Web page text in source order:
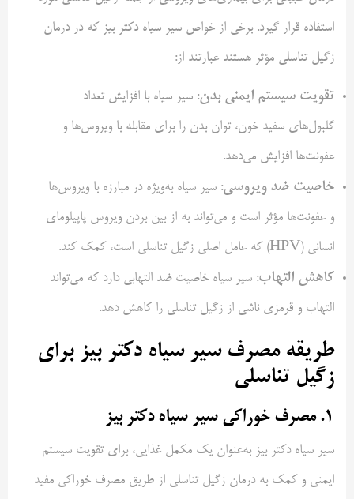
استفاده قرار گیرد. برخی از خواص سیر سیاه دکتر بیز که در درمان
زگیل تناسلی مؤثر هستند عبارتند از:
تقویت سیستم ایمنی بدن: سیر سیاه با افزایش تعداد
گلبول‌های سفید خون، توان بدن را برای مقابله با ویروس‌ها و
عفونت‌ها افزایش می‌دهد.
خاصیت ضد ویروسی: سیر سیاه به‌ویژه در مبارزه با ویروس‌ها
و عفونت‌ها مؤثر است و می‌تواند به از بین بردن ویروس پاپیلومای
انسانی (HPV) که عامل اصلی زگیل تناسلی است، کمک کند.
کاهش التهاب: سیر سیاه خاصیت ضد التهابی دارد که می‌تواند
التهاب و قرمزی ناشی از زگیل تناسلی را کاهش دهد.
طریقه مصرف سیر سیاه دکتر بیز برای
زگیل تناسلی
۱. مصرف خوراکی سیر سیاه دکتر بیز
سیر سیاه دکتر بیز به‌عنوان یک مکمل غذایی، برای تقویت سیستم
ایمنی و کمک به درمان زگیل تناسلی از طریق مصرف خوراکی مفید